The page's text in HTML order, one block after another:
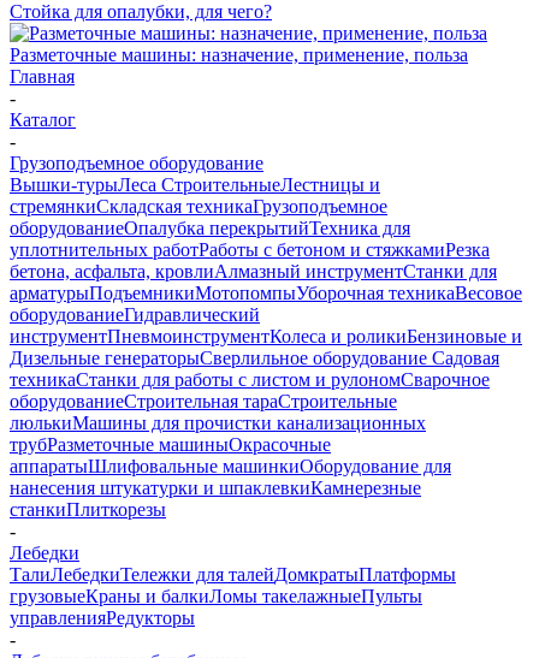
Стойка для опалубки, для чего?
Разметочные машины: назначение, применение, польза
Главная
-
Каталог
-
Грузоподъемное оборудование
Вышки-турыЛеса СтроительныеЛестницы и
стремянкиСкладская техникаГрузоподъемное
оборудованиеОпалубка перекрытийТехника для
уплотнительных работРаботы с бетоном и стяжкамиРезка
бетона, асфальта, кровлиАлмазный инструментСтанки для
арматурыПодъемникиМотопомпыУборочная техникаВесовое
оборудованиеГидравлический
инструментПневмоинструментКолеса и роликиБензиновые и
Дизельные генераторыСверлильное оборудование Садовая
техникаСтанки для работы с листом и рулономСварочное
оборудованиеСтроительная тараСтроительные
люлькиМашины для прочистки канализационных
трубРазметочные машиныОкрасочные
аппаратыШлифовальные машинкиОборудование для
нанесения штукатурки и шпаклевкиКамнерезные
станкиПлиткорезы
-
Лебедки
ТалиЛебедкиТележки для талейДомкратыПлатформы
грузовыеКраны и балкиЛомы такелажныеПульты
управленияРедукторы
-